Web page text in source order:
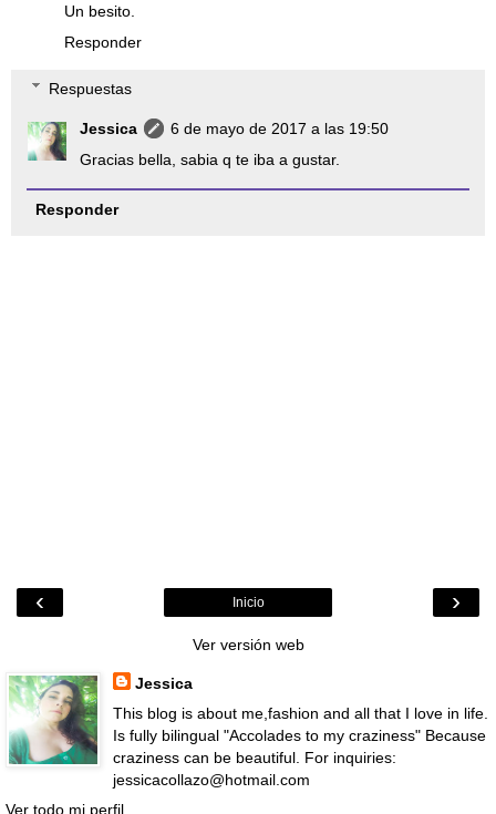
Un besito.
Responder
Respuestas
Jessica
6 de mayo de 2017 a las 19:50
Gracias bella, sabia q te iba a gustar.
Responder
‹ ›
Inicio
Ver versión web
Jessica
This blog is about me,fashion and all that I love in life.
Is fully bilingual "Accolades to my craziness" Because
craziness can be beautiful. For inquiries:
jessicacollazo@hotmail.com
Ver todo mi perfil